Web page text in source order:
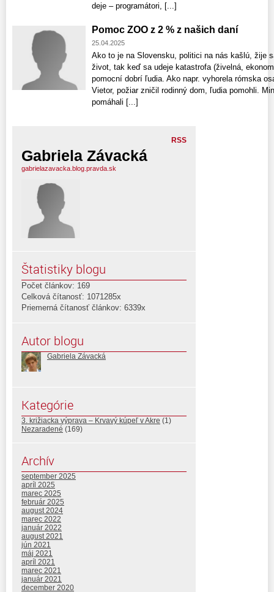
deje – programátori, [...]
Pomoc ZOO z 2 % z našich daní
25.04.2025
Ako to je na Slovensku, politici na nás kašlú, žije
život, tak keď sa udeje katastrofa (živelná,
pomocní dobrí ľudia. Ako napr. vyhorela rómska
Vietor, požiar zničil rodinný dom, ľudia pomohli.
pomáhali [...]
RSS
Gabriela Závacká
gabrielazavacka.blog.pravda.sk
Štatistiky blogu
Počet článkov: 169
Celková čítanosť: 1071285x
Priemerná čítanosť článkov: 6339x
Autor blogu
Gabriela Závacká
Kategórie
3. križiacka výprava – Krvavý kúpeľ v Akre (1)
Nezaradené (169)
Archív
september 2025
apríl 2025
marec 2025
február 2025
august 2024
marec 2022
január 2022
august 2021
jún 2021
máj 2021
apríl 2021
marec 2021
január 2021
december 2020